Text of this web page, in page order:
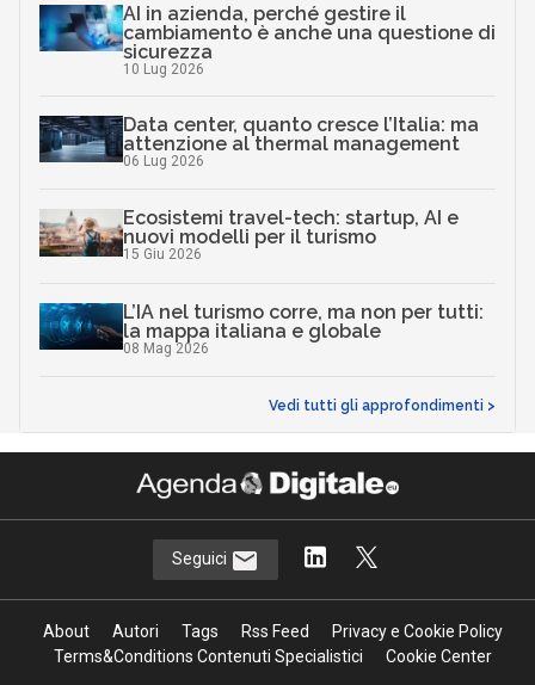
AI in azienda, perché gestire il
cambiamento è anche una questione di
sicurezza
10 Lug 2026
Data center, quanto cresce l’Italia: ma
attenzione al thermal management
06 Lug 2026
Ecosistemi travel-tech: startup, AI e
nuovi modelli per il turismo
15 Giu 2026
L’IA nel turismo corre, ma non per tutti:
la mappa italiana e globale
08 Mag 2026
Vedi tutti gli approfondimenti >
Seguici
About Autori Tags Rss Feed
Privacy e Cookie Policy
Terms&Conditions Contenuti Specialistici
Cookie Center